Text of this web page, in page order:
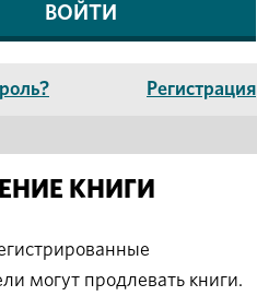
Регистрация
КНИГИ
могут продлевать книги.